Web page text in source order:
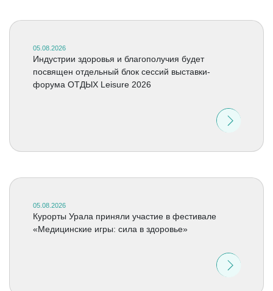
05.08.2026
Индустрии здоровья и благополучия будет
посвящен отдельный блок сессий выставки-
форума ОТДЫХ Leisure 2026
05.08.2026
Курорты Урала приняли участие в фестивале
«Медицинские игры: сила в здоровье»